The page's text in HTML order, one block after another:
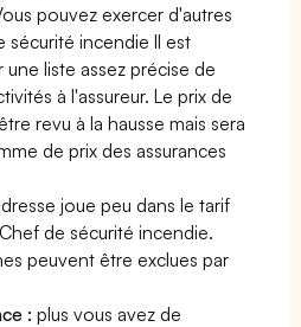
pouvez exercer d'autres
sécurité incendie Il est
liste assez précise de
à l'assureur. Le prix de
revu à la hausse mais sera
de prix des assurances
joue peu dans le tarif
de sécurité incendie.
peuvent être exclues par
:plus vous avez de